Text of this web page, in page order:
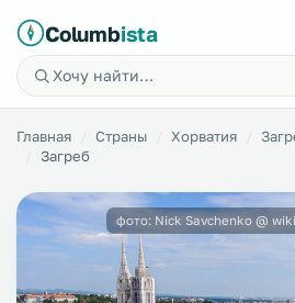
Columbista
Главная Страны Хорватия
Загреб
фото: Nick Savchenko @